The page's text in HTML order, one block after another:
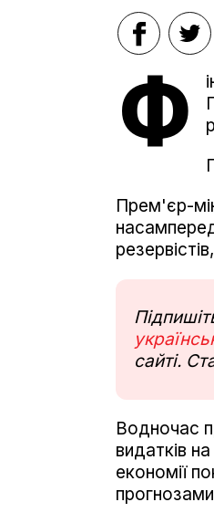
Ф
Прем'єр-
сайті.
Водночас
видатків
економії